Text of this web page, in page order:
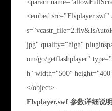
<param
<embed
jpg" quality="high"
om/go/getflashplayer"
h" width="500"
</object>
Flvplayer.swf 参数详细说明